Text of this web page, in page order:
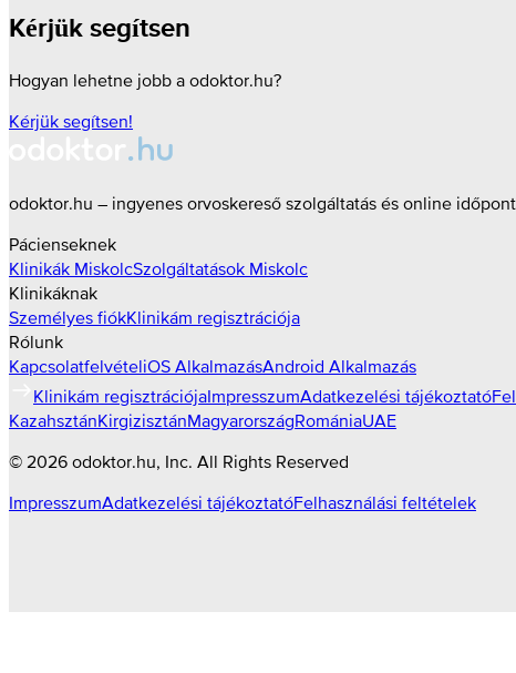
Kérjük segítsen
Hogyan lehetne jobb a odoktor.hu?
Kérjük segítsen!
odoktor.hu – ingyenes orvoskereső szolgáltatás és online
Pácienseknek
Klinikák MiskolcSzolgáltatások Miskolc
Klinikáknak
Személyes fiókKlinikám regisztrációja
Rólunk
KapcsolatfelvételiOS AlkalmazásAndroid Alkalmazás
Klinikám regisztrációjaImpresszumAdatkezelési tájékoztató
KazahsztánKirgizisztánMagyarországRomániaUAE
© 2026 odoktor.hu , Inc. All Rights Reserved
ImpresszumAdatkezelési tájékoztatóFelhasználási feltételek